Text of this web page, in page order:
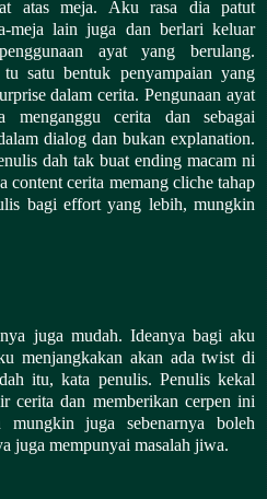
atas meja. Aku rasa dia patut
meja lain juga dan berlari keluar
ayat yang berulang.
tu satu bentuk penyampaian yang
dalam cerita. Pengunaan ayat
menganggu cerita dan sebagai
dialog dan bukan explanation.
dah tak buat ending macam ni
content cerita memang cliche tahap
bagi effort yang lebih, mungkin
juga mudah. Ideanya bagi aku
menjangkakan akan ada twist di
itu, kata penulis. Penulis kekal
cerita dan memberikan cerpen ini
juga sebenarnya boleh
juga mempunyai masalah jiwa.